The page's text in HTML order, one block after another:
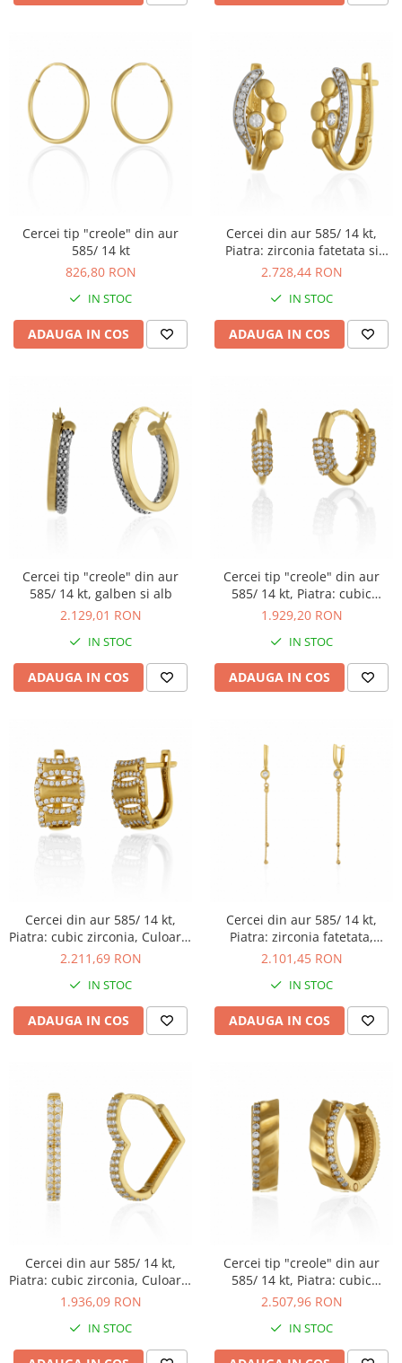
Cercei tip "creole" din aur
585/ 14 kt
826,80 RON
IN STOC
ADAUGA IN COS
Cercei din aur 585/ 14 kt,
Piatra: zirconia fatetata si
cubic zirconia, Culoare:
2.728,44 RON
IN STOC
ADAUGA IN COS
Cercei tip "creole" din aur
585/ 14 kt, galben si alb
2.129,01 RON
IN STOC
ADAUGA IN COS
Cercei tip "creole" din aur
585/ 14 kt, Piatra: cubic
zirconia, Culoare:
1.929,20 RON
IN STOC
ADAUGA IN COS
Cercei din aur 585/ 14 kt,
Piatra: cubic zirconia, Culoare:
transparenta
2.211,69 RON
IN STOC
ADAUGA IN COS
Cercei din aur 585/ 14 kt,
Piatra: zirconia fatetata,
Culoare: transparenta
2.101,45 RON
IN STOC
ADAUGA IN COS
Cercei din aur 585/ 14 kt,
Piatra: cubic zirconia, Culoare:
transparenta
1.936,09 RON
IN STOC
Cercei tip "creole" din aur
585/ 14 kt, Piatra: cubic
zirconia, Culoare:
2.507,96 RON
IN STOC